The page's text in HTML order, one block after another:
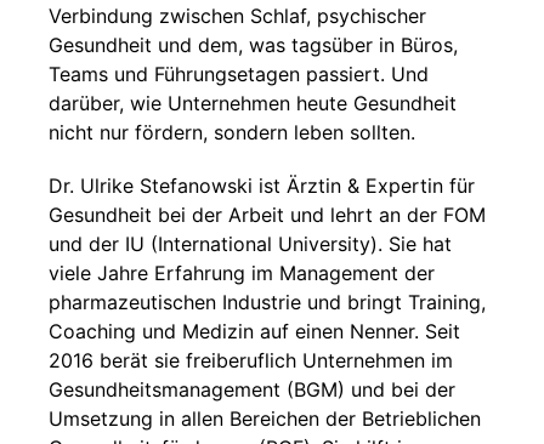
Verbindung zwischen Schlaf, psychischer
Gesundheit und dem, was tagsüber in Büros,
Teams und Führungsetagen passiert. Und
darüber, wie Unternehmen heute Gesundheit
nicht nur fördern, sondern leben sollten.
Dr. Ulrike Stefanowski ist Ärztin & Expertin für
Gesundheit bei der Arbeit und lehrt an der FOM
und der IU (International University). Sie hat
viele Jahre Erfahrung im Management der
pharmazeutischen Industrie und bringt Training,
Coaching und Medizin auf einen Nenner. Seit
2016 berät sie freiberuflich Unternehmen im
Gesundheitsmanagement (BGM) und bei der
Umsetzung in allen Bereichen der Betrieblichen